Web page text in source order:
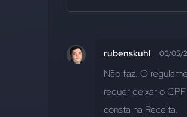
rubenskuhl 06/05/
Não faz. O
requer deixar o
consta na Receita.